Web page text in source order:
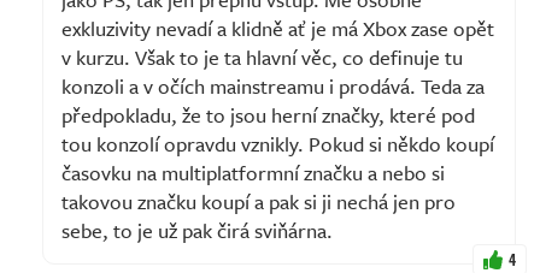
exkluzivity nevadí a klidně ať je má Xbox zase opět
v kurzu. Však to je ta hlavní věc, co definuje tu
konzoli a v očích mainstreamu i prodává. Teda za
předpokladu, že to jsou herní značky, které pod
tou konzolí opravdu vznikly. Pokud si někdo koupí
časovku na multiplatformní značku a nebo si
takovou značku koupí a pak si ji nechá jen pro
sebe, to je už pak čirá sviňárna.
4